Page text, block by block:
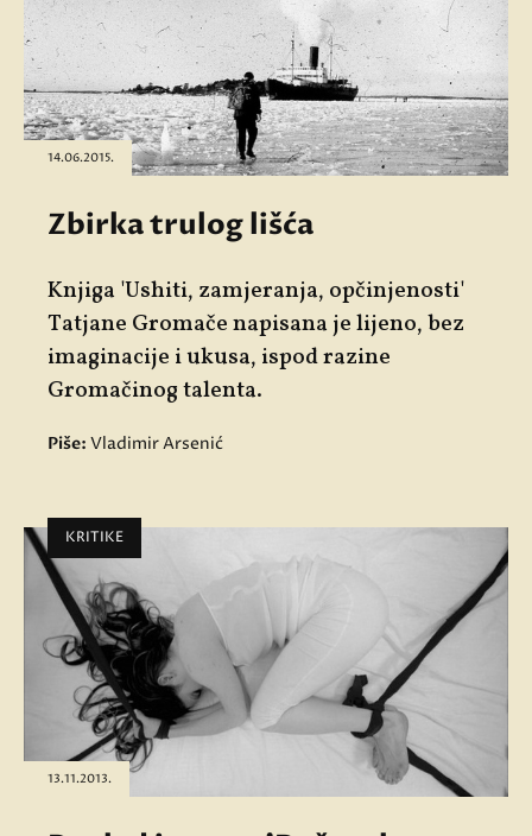
14.06.2015.
Zbirka trulog lišća
Knjiga 'Ushiti, zamjeranja, opčinjenosti'
Tatjane Gromače napisana je lijeno, bez
imaginacije i ukusa, ispod razine
Gromačinog talenta.
Piše: Vladimir Arsenić
KRITIKE
13.11.2013.